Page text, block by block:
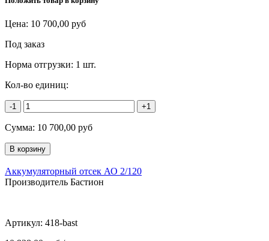
Цена: 10 700,00 руб
Под заказ
Норма отгрузки: 1 шт.
Кол-во единиц:
-1 +1
Сумма: 10 700,00 руб
Аккумуляторный отсек АО 2/120
Производитель Бастион
Артикул: 418-bast